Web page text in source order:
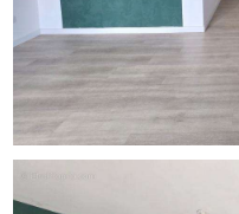
(étudiants en
premier achat serein.
Données financières et
Prix FAI : 149 900 EUR
/ Honoraires forfaitaires